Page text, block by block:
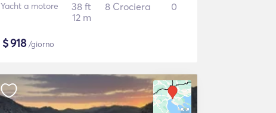
Yacht a motore
38 ft
12 m
8 Crociera 0
$918/giorno